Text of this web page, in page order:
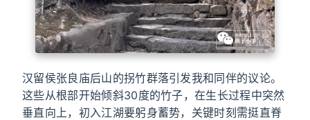
汉留侯张良庙后山的拐竹群落引发我和同伴的议论。
这些从根部开始倾斜30度的竹子，在生长过程中突然
垂直向上，初入江湖要躬身蓄势，关键时刻需挺直脊